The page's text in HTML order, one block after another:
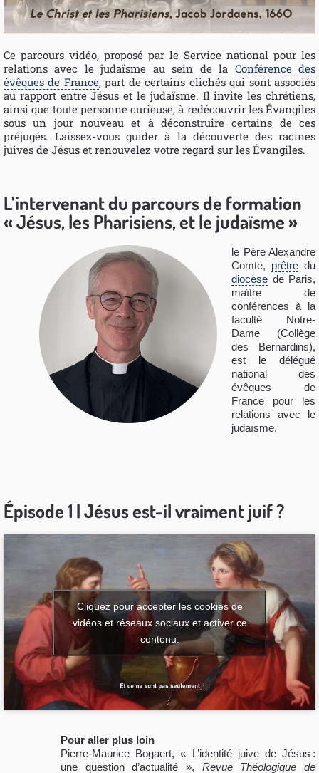
Ce parcours vidéo, proposé par le Service national pour les
relations avec le judaïsme au sein de la Conférence des
évêques de France, part de certains clichés qui sont associés
au rapport entre Jésus et le judaïsme. Il invite les chrétiens,
ainsi que toute personne curieuse, à redécouvrir les Évangiles
sous un jour nouveau et à déconstruire certains de ces
préjugés. Laissez-vous guider à la découverte des racines
juives de Jésus et renouvelez votre regard sur les Évangiles.
L’intervenant du parcours de formation
« Jésus, les Pharisiens, et le judaïsme »
le Père Alexandre
Comte, prêtre du
diocèse de Paris,
maître de
conférences à la
faculté Notre-
Dame (Collège
des Bernardins),
est le délégué
national des
évêques de
France pour les
relations avec le
judaïsme.
Épisode 1 | Jésus est-il vraiment juif ?
Cliquez pour accepter les cookies de
vidéos et réseaux sociaux et activer ce
contenu.
Pour aller plus loin
Pierre-Maurice Bogaert, « L’identité juive de Jésus :
une question d’actualité », Revue Théologique de